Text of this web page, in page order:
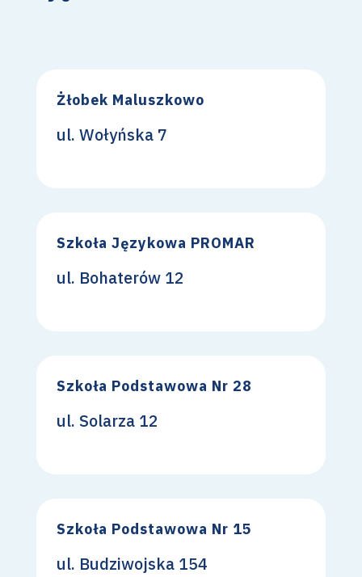
Żłobek Maluszkowo
ul. Wołyńska 7
Szkoła Językowa PROMAR
ul. Bohaterów 12
Szkoła Podstawowa Nr 28
ul. Solarza 12
Szkoła Podstawowa Nr 15
ul. Budziwojska 154